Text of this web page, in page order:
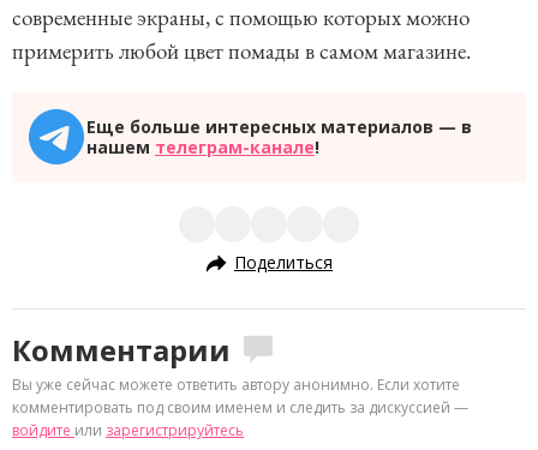
современные экраны, с помощью которых можно
примерить любой цвет помады в самом магазине.
Еще больше интересных материалов — в
нашем телеграм-канале!
Поделиться
Комментарии
Вы уже сейчас можете ответить автору анонимно. Если хотите
комментировать под своим именем и следить за дискуссией —
войдите или зарегистрируйтесь